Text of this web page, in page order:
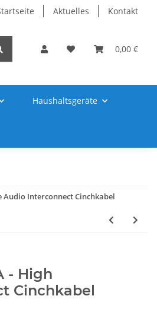
Aktuelles Kontakt
0,00 €
Haushaltsgeräte
Audio Interconnect Cinchkabel
- High
Cinchkabel